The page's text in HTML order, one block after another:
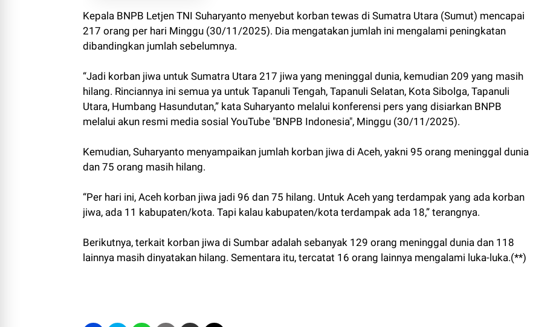
Kepala BNPB Letjen TNI Suharyanto menyebut korban tewas di Sumatra Utara (Sumut) mencapai
217 orang per hari Minggu (30/11/2025). Dia mengatakan jumlah ini mengalami peningkatan
dibandingkan jumlah sebelumnya.
“Jadi korban jiwa untuk Sumatra Utara 217 jiwa yang meninggal dunia, kemudian 209 yang masih
hilang. Rinciannya ini semua ya untuk Tapanuli Tengah, Tapanuli Selatan, Kota Sibolga, Tapanuli
Utara, Humbang Hasundutan,” kata Suharyanto melalui konferensi pers yang disiarkan BNPB
melalui akun resmi media sosial YouTube "BNPB Indonesia", Minggu (30/11/2025).
Kemudian, Suharyanto menyampaikan jumlah korban jiwa di Aceh, yakni 95 orang meninggal dunia
dan 75 orang masih hilang.
“Per hari ini, Aceh korban jiwa jadi 96 dan 75 hilang. Untuk Aceh yang terdampak yang ada korban
jiwa, ada 11 kabupaten/kota. Tapi kalau kabupaten/kota terdampak ada 18,” terangnya.
Berikutnya, terkait korban jiwa di Sumbar adalah sebanyak 129 orang meninggal dunia dan 118
lainnya masih dinyatakan hilang. Sementara itu, tercatat 16 orang lainnya mengalami luka-luka.(**)